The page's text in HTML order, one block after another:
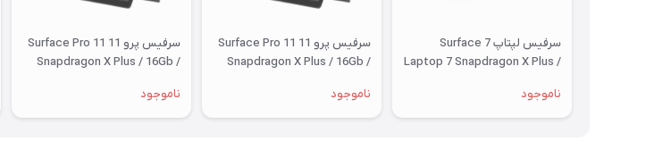
سرفیس لپتاپ 7 Surface
Laptop 7 Snapdragon X Plus /
ناموجود
سرفیس پرو 11 Surface Pro 11
Snapdragon X Plus / 16Gb /
ناموجود
سرفیس پرو 11 Surface Pro 11
Snapdragon X Plus / 16Gb /
ناموجود